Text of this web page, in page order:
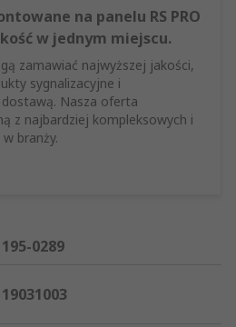
na panelu RS PRO
w jednym miejscu.
zamawiać najwyższej jakości,
sygnalizacyjne i
Nasza oferta
z najbardziej kompleksowych i
branży.
195-0289
19031003